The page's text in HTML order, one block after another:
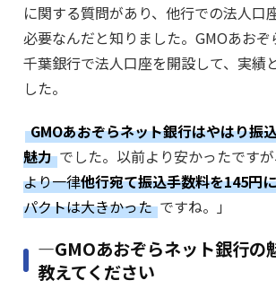
に関する質問があり、他行での法人口
必要なんだと知りました。GMOあおぞ
千葉銀行で法人口座を開設して、実績
した。
GMOあおぞらネット銀行はやはり振
魅力 でした。以前より安かったですが
より一律他行宛て振込手数料を145円
パクトは大きかった ですね。」
―GMOあおぞらネット銀行の
教えてください